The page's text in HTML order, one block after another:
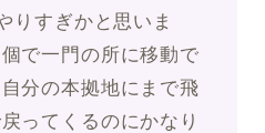
りすぎかと思いま
で一門の所に移動で
分の本拠地にまで飛
ってくるのにかなり